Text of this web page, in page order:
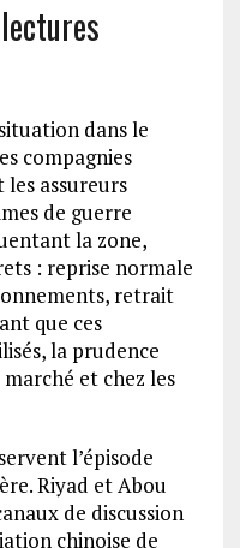
dans le
compagnies
assureurs
de guerre
la zone,
: reprise normale
retrait
que ces
la prudence
et chez les
l’épisode
Riyad et Abou
de discussion
chinoise de